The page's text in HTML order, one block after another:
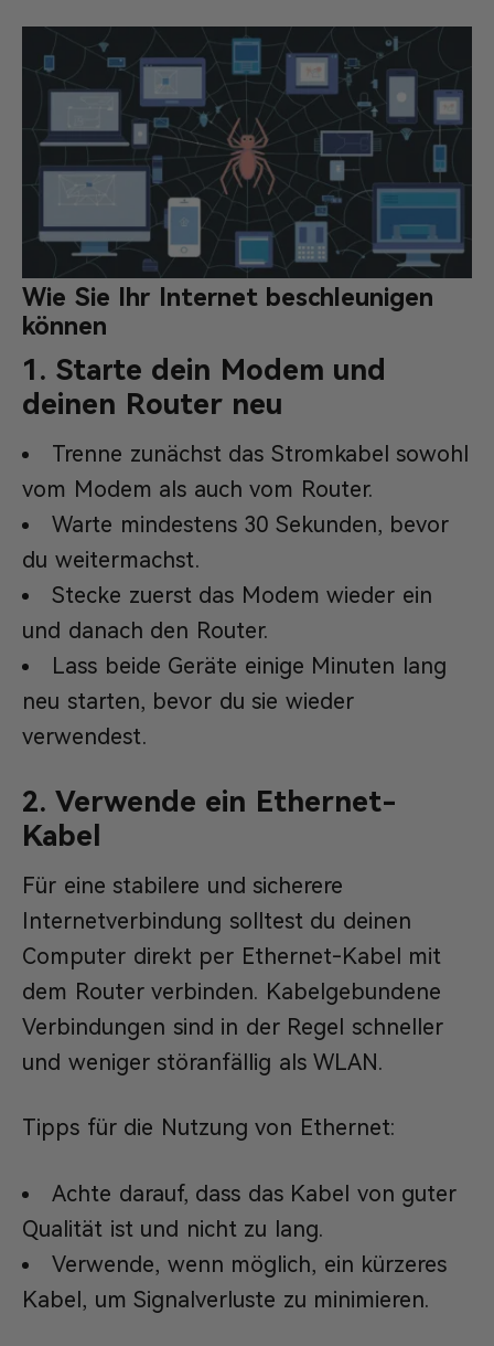
Wie Sie Ihr Internet beschleunigen
können
1. Starte dein Modem und
deinen Router neu
Trenne zunächst das Stromkabel sowohl
vom Modem als auch vom Router.
War­te mindestens 30 Sekunden, bevor
du weitermachst.
Stecke zuerst das Modem wieder ein
und danach den Router.
Lass beide Geräte einige Minuten lang
neu starten, bevor du sie wieder
verwendest.
2. Verwende ein Ethernet-
Kabel
Für eine stabilere und sicherere
Internetverbindung solltest du deinen
Computer direkt per Ethernet-Kabel mit
dem Router verbinden. Kabelgebundene
Verbindungen sind in der Regel schneller
und weniger störanfällig als WLAN.
Tipps für die Nutzung von Ethernet:
Achte darauf, dass das Kabel von guter
Qualität ist und nicht zu lang.
Verwende, wenn möglich, ein kürzeres
Kabel, um Signalverluste zu minimieren.